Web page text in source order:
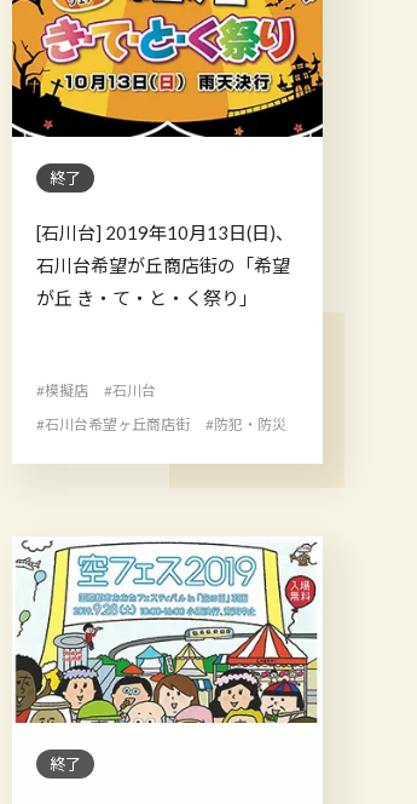
終了
[石川台] 2019年10月13日(日)、
石川台希望が丘商店街の「希望
が丘 き・て・と・く祭り」
#模擬店
#石川台
#石川台希望ヶ丘商店街
#防犯・防災
終了